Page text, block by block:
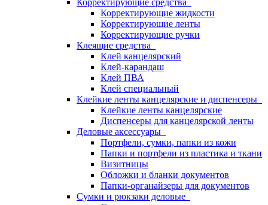
Корректирующие средства
Корректирующие жидкости
Корректирующие ленты
Корректирующие ручки
Клеящие средства
Клей канцелярский
Клей-карандаш
Клей ПВА
Клей специальный
Клейкие ленты канцелярские и диспенсеры
Клейкие ленты канцелярские
Диспенсеры для канцелярской ленты
Деловые аксессуары
Портфели, сумки, папки из кожи
Папки и портфели из пластика и ткани
Визитницы
Обложки и бланки документов
Папки-органайзеры для документов
Сумки и рюкзаки деловые